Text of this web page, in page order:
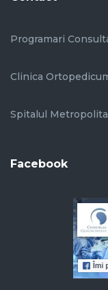
Programari
Clinica
Spitalul
Facebook